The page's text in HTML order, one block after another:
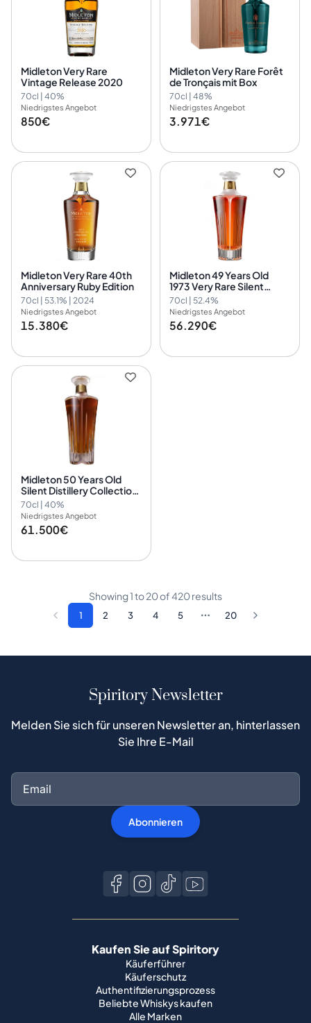
Midleton Very Rare
Vintage Release 2020
70cl | 40%
Niedrigstes Angebot
850€
Midleton Very Rare Forêt
de Tronçais mit Box
70cl | 48%
Niedrigstes Angebot
3.971€
Midleton Very Rare 40th
Anniversary Ruby Edition
70cl | 53.1% | 2024
Niedrigstes Angebot
15.380€
Midleton 49 Years Old
1973 Very Rare Silent
Distillery Collection
Chapter Five
70cl | 52.4%
Niedrigstes Angebot
56.290€
Midleton 50 Years Old
Silent Distillery Collection
Chapter Six
70cl | 40%
Niedrigstes Angebot
61.500€
Showing1to20of420results
1 2 3 4 5 20
Spiritory Newsletter
Melden Sie sich für unseren Newsletter an, hinterlassen
Sie Ihre E-Mail
Abonnieren
Kaufen Sie auf Spiritory
Käuferführer
Käuferschutz
Authentifizierungsprozess
Beliebte Whiskys kaufen
Alle Marken